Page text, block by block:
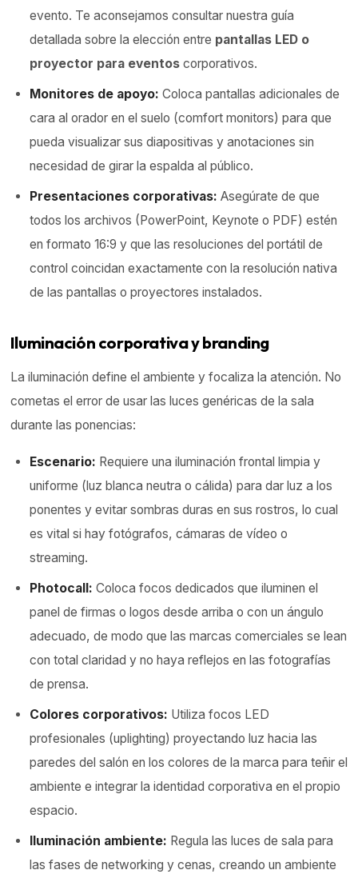
evento. Te aconsejamos consultar nuestra guía
detallada sobre la elección entre pantallas LED o
proyector para eventoscorporativos.
Monitores de apoyo: Coloca pantallas adicionales de
cara al orador en el suelo (comfort monitors) para que
pueda visualizar sus diapositivas y anotaciones sin
necesidad de girar la espalda al público.
Presentaciones corporativas: Asegúrate de que
todos los archivos (PowerPoint, Keynote o PDF) estén
en formato 16:9 y que las resoluciones del portátil de
control coincidan exactamente con la resolución nativa
de las pantallas o proyectores instalados.
Iluminación corporativa y branding
La iluminación define el ambiente y focaliza la atención. No
cometas el error de usar las luces genéricas de la sala
durante las ponencias:
Escenario: Requiere una iluminación frontal limpia y
uniforme (luz blanca neutra o cálida) para dar luz a los
ponentes y evitar sombras duras en sus rostros, lo cual
es vital si hay fotógrafos, cámaras de vídeo o
streaming.
Photocall: Coloca focos dedicados que iluminen el
panel de firmas o logos desde arriba o con un ángulo
adecuado, de modo que las marcas comerciales se lean
con total claridad y no haya reflejos en las fotografías
de prensa.
Colores corporativos: Utiliza focos LED
profesionales (uplighting) proyectando luz hacia las
paredes del salón en los colores de la marca para teñir el
ambiente e integrar la identidad corporativa en el propio
espacio.
Iluminación ambiente: Regula las luces de sala para
las fases de networking y cenas, creando un ambiente